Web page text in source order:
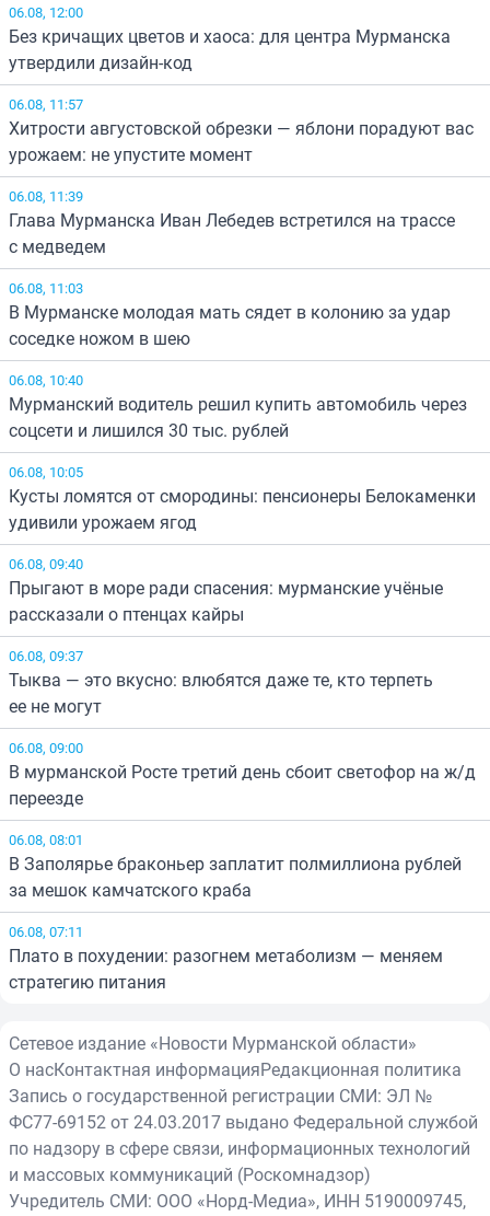
06.08, 12:00
Без кричащих цветов и хаоса: для центра Мурманска
утвердили дизайн-код
06.08, 11:57
Хитрости августовской обрезки — яблони порадуют вас
урожаем: не упустите момент
06.08, 11:39
Глава Мурманска Иван Лебедев встретился на трассе
с медведем
06.08, 11:03
В Мурманске молодая мать сядет в колонию за удар
соседке ножом в шею
06.08, 10:40
Мурманский водитель решил купить автомобиль через
соцсети и лишился 30 тыс. рублей
06.08, 10:05
Кусты ломятся от смородины: пенсионеры Белокаменки
удивили урожаем ягод
06.08, 09:40
Прыгают в море ради спасения: мурманские учёные
рассказали о птенцах кайры
06.08, 09:37
Тыква — это вкусно: влюбятся даже те, кто терпеть
ее не могут
06.08, 09:00
В мурманской Росте третий день сбоит светофор на ж/д
переезде
06.08, 08:01
В Заполярье браконьер заплатит полмиллиона рублей
за мешок камчатского краба
06.08, 07:11
Плато в похудении: разогнем метаболизм — меняем
стратегию питания
Сетевое издание «Новости Мурманской области»
О насКонтактная информацияРедакционная политика
Запись о государственной регистрации СМИ: ЭЛ №
ФС77-69152 от 24.03.2017 выдано Федеральной службой
по надзору в сфере связи, информационных технологий
и массовых коммуникаций (Роскомнадзор)
Учредитель СМИ: ООО «Норд-Медиа», ИНН 5190009745,